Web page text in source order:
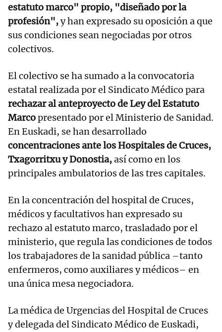
estatuto marco" propio, "diseñado por la
profesión",y han expresado su oposición a que
sus condiciones sean negociadas por otros
colectivos.
El colectivo se ha sumado a la convocatoria
estatal realizada por el Sindicato Médico para
rechazar al anteproyecto de Ley del Estatuto
Marcopresentado por el Ministerio de Sanidad.
En Euskadi, se han desarrollado
concentraciones ante los Hospitales de Cruces,
Txagorritxu y Donostia,así como en los
principales ambulatorios de las tres capitales.
En la concentración del hospital de Cruces,
médicos y facultativos han expresado su
rechazo al estatuto marco, trasladado por el
ministerio, que regula las condiciones de todos
los trabajadores de la sanidad pública –tanto
enfermeros, como auxiliares y médicos– en
una única mesa negociadora.
La médica de Urgencias del Hospital de Cruces
y delegada del Sindicato Médico de Euskadi,